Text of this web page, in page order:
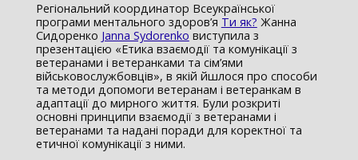
Регіональний координатор Всеукраїнської
програми ментального здоров’я Ти як? Жанна
Сидоренко Janna Sydorenko виступила з
презентацією «Етика взаємодії та комунікації з
ветеранами і ветеранками та сім’ями
військовослужбовців», в якій йшлося про способи
та методи допомоги ветеранам і ветеранкам в
адаптації до мирного життя. Були розкриті
основні принципи взаємодії з ветеранами і
ветеранами та надані поради для коректної та
етичної комунікації з ними.